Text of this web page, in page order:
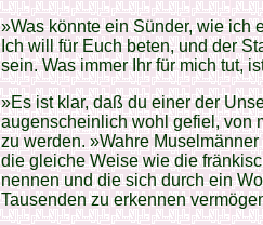
»Was könnte ein Sünder, wie ich
Ich will für Euch beten, und der
sein. Was immer Ihr für mich tut,
»Es ist klar, daß du einer der
augenscheinlich wohl gefiel, von
zu werden. »Wahre
die gleiche Weise wie die
nennen und die sich durch ein
Tausenden zu erkennen